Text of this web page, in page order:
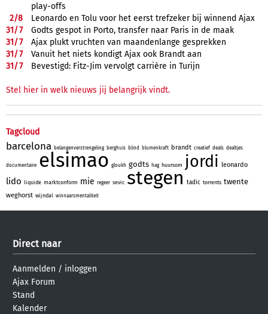
play-offs
2/8
Leonardo en Tolu voor het eerst trefzeker bij winnend Ajax
31/7
Godts gespot in Porto, transfer naar Paris in de maak
31/7
Ajax plukt vruchten van maandenlange gesprekken
31/7
Vanuit het niets kondigt Ajax ook Brandt aan
31/7 Bevestigd: Fitz-Jim vervolgt carrière in Turijn
Stel hier in welk nieuws jij belangrijk vindt.
Tagcloud
barcelona belangenverstrengeling berghuis blind blumenkraft brandt creatief deals dealtjes
documentaire elsimao gloukh godts hag huursom jordi leonardo
lido liquide marktconform mie regeer sevic stegen tadic torrents twente
weghorst wijndal winnaarsmentaliteit
Direct naar
Aanmelden / inloggen
Ajax Forum
Stand
Kalender